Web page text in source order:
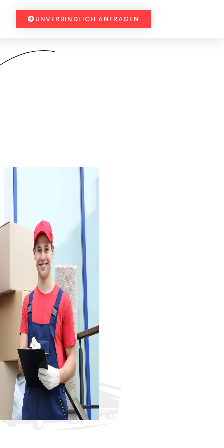
UNVERBINDLICH ANFRAGEN